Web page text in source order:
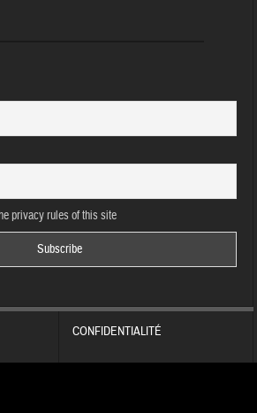
privacy rules of this site
CONFIDENTIALITÉ